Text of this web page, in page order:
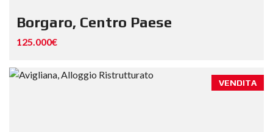
Borgaro, Centro Paese
125.000€
VENDITA